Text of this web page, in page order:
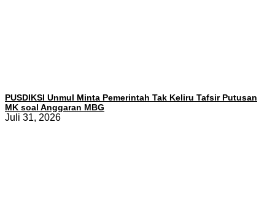
PUSDIKSI Unmul Minta Pemerintah Tak Keliru Tafsir Putusan
MK soal Anggaran MBG
Juli 31, 2026